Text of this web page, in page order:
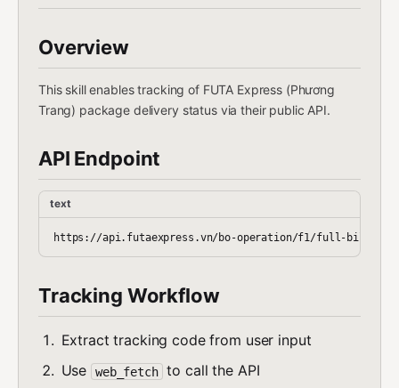
Overview
This skill enables tracking of FUTA Express (Phương
Trang) package delivery status via their public API.
API Endpoint
text
Tracking Workflow
Extract tracking code from user input
Use
web_fetch to call the API